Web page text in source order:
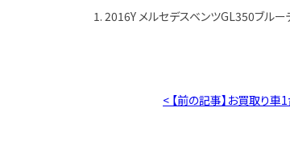
1. 2016Y メルセデスベンツGL350ブ
< 【前の記事】お買取り車